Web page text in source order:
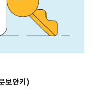
보안키)